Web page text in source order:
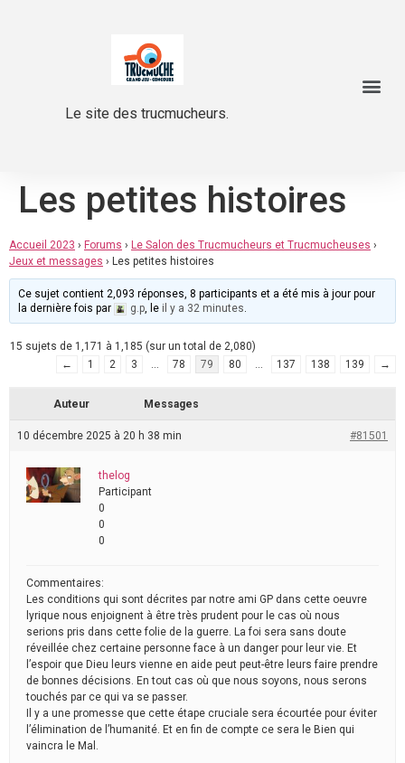
Le site des trucmucheurs.
Les petites histoires
Accueil 2023 › Forums › Le Salon des Trucmucheurs et Trucmucheuses ›
Jeux et messages › Les petites histoires
Ce sujet contient 2,093 réponses, 8 participants et a été mis à jour pour
la dernière fois par
g.p, le il y a 32 minutes.
15 sujets de 1,171 à 1,185 (sur un total de 2,080)
←
1 2 3 … 78 79 80 … 137 138 139 →
Auteur Messages
10 décembre 2025 à 20 h 38 min #81501
thelog
Participant
0
0
0
Commentaires:
Les conditions qui sont décrites par notre ami GP dans cette oeuvre
lyrique nous enjoignent à être très prudent pour le cas où nous
serions pris dans cette folie de la guerre. La foi sera sans doute
réveillée chez certaine personne face à un danger pour leur vie. Et
l’espoir que Dieu leurs vienne en aide peut peut-être leurs faire prendre
de bonnes décisions. En tout cas où que nous soyons, nous serons
touchés par ce qui va se passer.
Il y a une promesse que cette étape cruciale sera écourtée pour éviter
l’élimination de l’humanité. Et en fin de compte ce sera le Bien qui
vaincra le Mal.